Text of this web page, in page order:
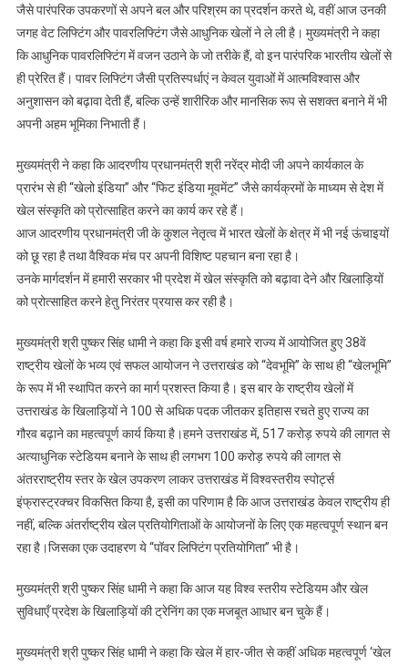
जैसे पारंपरिक उपकरणों से अपने बल और परिश्रम का प्रदर्शन करते थे, वहीं आज उनकी
जगह वेट लिफ्टिंग और पावरलिफ्टिंग जैसे आधुनिक खेलों ने ले ली है। मुख्यमंत्री ने कहा
कि आधुनिक पावरलिफ्टिंग में वजन उठाने के जो तरीके हैं, वो इन पारंपरिक भारतीय खेलों से
ही प्रेरित हैं। पावर लिफ्टिंग जैसी प्रतिस्पर्धाएं न केवल युवाओं में आत्मविश्वास और
अनुशासन को बढ़ावा देती हैं, बल्कि उन्हें शारीरिक और मानसिक रूप से सशक्त बनाने में भी
अपनी अहम भूमिका निभाती हैं।
मुख्यमंत्री ने कहा कि आदरणीय प्रधानमंत्री श्री नरेंद्र मोदी जी अपने कार्यकाल के
प्रारंभ से ही “खेलो इंडिया” और “फिट इंडिया मूवमेंट” जैसे कार्यक्रमों के माध्यम से देश में
खेल संस्कृति को प्रोत्साहित करने का कार्य कर रहे हैं।
आज आदरणीय प्रधानमंत्री जी के कुशल नेतृत्व में भारत खेलों के क्षेत्र में भी नई ऊंचाइयों
को छू रहा है तथा वैश्विक मंच पर अपनी विशिष्ट पहचान बना रहा है।
उनके मार्गदर्शन में हमारी सरकार भी प्रदेश में खेल संस्कृति को बढ़ावा देने और खिलाड़ियों
को प्रोत्साहित करने हेतु निरंतर प्रयास कर रही है।
मुख्यमंत्री श्री पुष्कर सिंह धामी ने कहा कि इसी वर्ष हमारे राज्य में आयोजित हुए 38वें
राष्ट्रीय खेलों के भव्य एवं सफल आयोजन ने उत्तराखंड को “देवभूमि” के साथ ही “खेलभूमि”
के रूप में भी स्थापित करने का मार्ग प्रशस्त किया है। इस बार के राष्ट्रीय खेलों में
उत्तराखंड के खिलाड़ियों ने 100 से अधिक पदक जीतकर इतिहास रचते हुए राज्य का
गौरव बढ़ाने का महत्वपूर्ण कार्य किया है।हमने उत्तराखंड में, 517 करोड़ रुपये की लागत से
अत्याधुनिक स्टेडियम बनाने के साथ ही लगभग 100 करोड़ रुपये की लागत से
अंतरराष्ट्रीय स्तर के खेल उपकरण लाकर उत्तराखंड में विश्वस्तरीय स्पोर्ट्स
इंफ्रास्ट्रक्चर विकसित किया है, इसी का परिणाम है कि आज उत्तराखंड केवल राष्ट्रीय ही
नहीं, बल्कि अंतर्राष्ट्रीय खेल प्रतियोगिताओं के आयोजनों के लिए एक महत्वपूर्ण स्थान बन
रहा है।जिसका एक उदाहरण ये “पॉवर लिफ्टिंग प्रतियोगिता” भी है।
मुख्यमंत्री श्री पुष्कर सिंह धामी ने कहा कि आज यह विश्व स्तरीय स्टेडियम और खेल
सुविधाएँ प्रदेश के खिलाड़ियों की ट्रेनिंग का एक मजबूत आधार बन चुके हैं।
मुख्यमंत्री श्री पुष्कर सिंह धामी ने कहा कि खेल में हार-जीत से कहीं अधिक महत्वपूर्ण ‘खेल